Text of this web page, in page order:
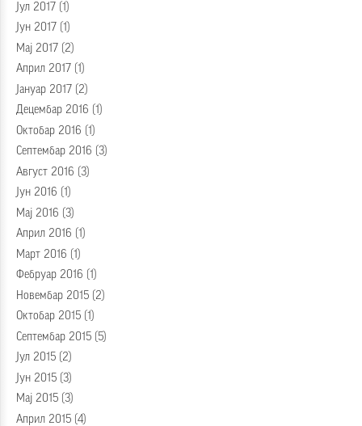
Јул 2017 (1)
Јун 2017 (1)
Мај 2017 (2)
Април 2017 (1)
Јануар 2017 (2)
Децембар 2016 (1)
Октобар 2016 (1)
Септембар 2016 (3)
Август 2016 (3)
Јун 2016 (1)
Мај 2016 (3)
Април 2016 (1)
Март 2016 (1)
Фебруар 2016 (1)
Новембар 2015 (2)
Октобар 2015 (1)
Септембар 2015 (5)
Јул 2015 (2)
Јун 2015 (3)
Мај 2015 (3)
Април 2015 (4)